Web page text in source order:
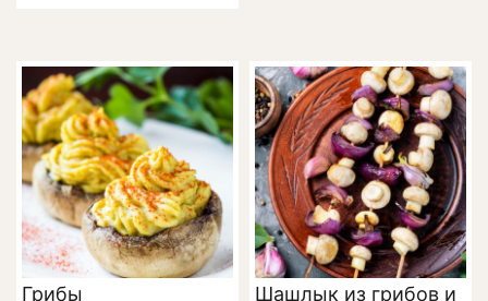
Грибы
Шашлык из грибов и